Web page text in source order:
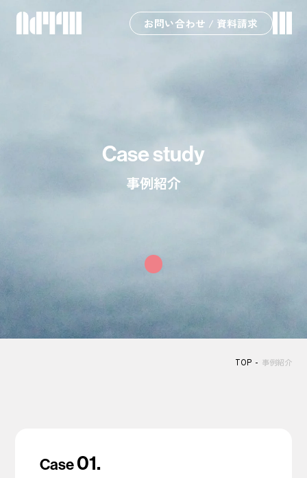
お問い合わせ / 資料請求
Case study
事例紹介
TOP 事例紹介
Case01.